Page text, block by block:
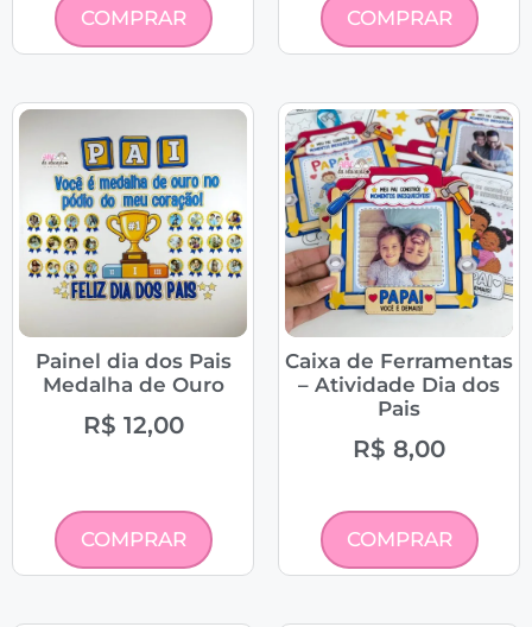
COMPRAR COMPRAR
Painel dia dos Pais
Medalha de Ouro
R$ 12,00
COMPRAR
Caixa de Ferramentas
– Atividade Dia dos
Pais
R$ 8,00
COMPRAR